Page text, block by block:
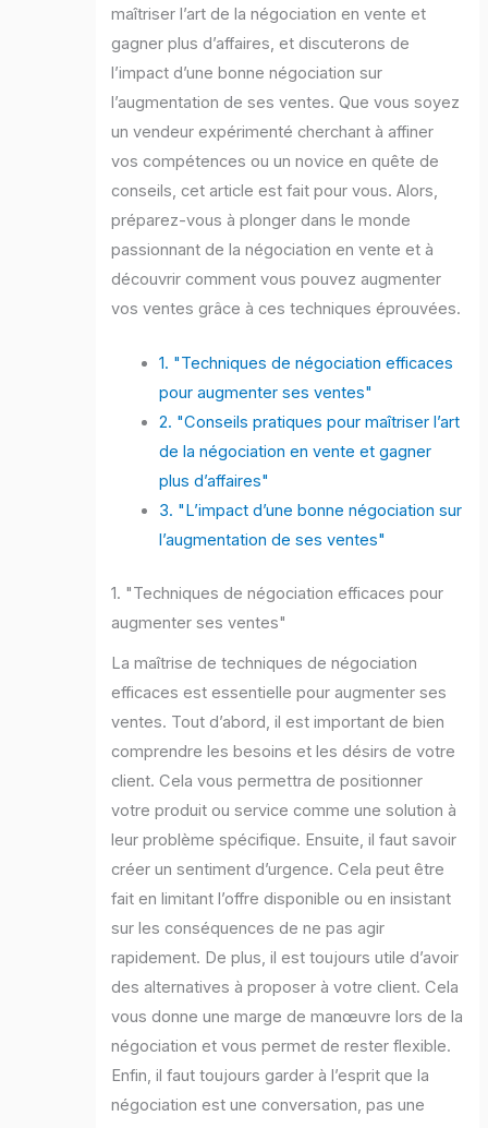
maîtriser l’art de la négociation en vente et
gagner plus d’affaires, et discuterons de
l’impact d’une bonne négociation sur
l’augmentation de ses ventes. Que vous soyez
un vendeur expérimenté cherchant à affiner
vos compétences ou un novice en quête de
conseils, cet article est fait pour vous. Alors,
préparez-vous à plonger dans le monde
passionnant de la négociation en vente et à
découvrir comment vous pouvez augmenter
vos ventes grâce à ces techniques éprouvées.
1. "Techniques de négociation efficaces
pour augmenter ses ventes"
2. "Conseils pratiques pour maîtriser l’art
de la négociation en vente et gagner
plus d’affaires"
3. "L’impact d’une bonne négociation sur
l’augmentation de ses ventes"
1. "Techniques de négociation efficaces pour
augmenter ses ventes"
La maîtrise de techniques de négociation
efficaces est essentielle pour augmenter ses
ventes. Tout d’abord, il est important de bien
comprendre les besoins et les désirs de votre
client. Cela vous permettra de positionner
votre produit ou service comme une solution à
leur problème spécifique. Ensuite, il faut savoir
créer un sentiment d’urgence. Cela peut être
fait en limitant l’offre disponible ou en insistant
sur les conséquences de ne pas agir
rapidement. De plus, il est toujours utile d’avoir
des alternatives à proposer à votre client. Cela
vous donne une marge de manœuvre lors de la
négociation et vous permet de rester flexible.
Enfin, il faut toujours garder à l’esprit que la
négociation est une conversation, pas une